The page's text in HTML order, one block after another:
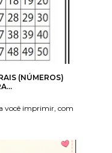
(NÚMEROS)
você imprimir, com